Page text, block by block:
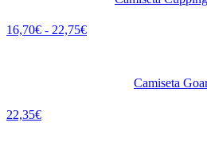
16,70€ - 22,75€
Camiseta
22,35€